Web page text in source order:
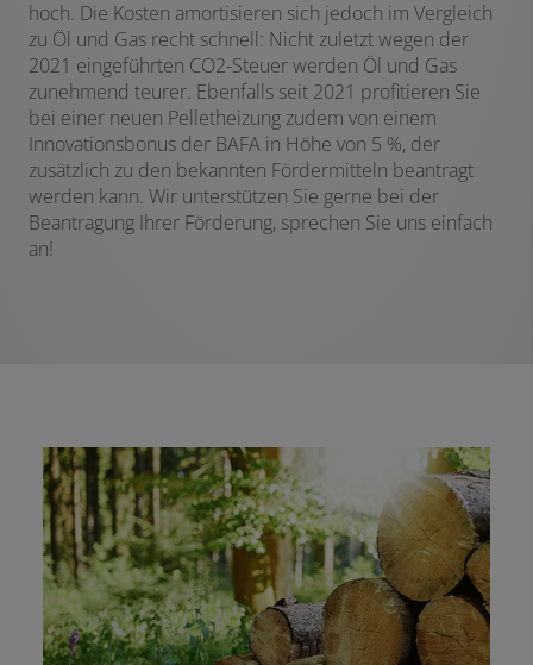
hoch. Die Kosten amortisieren sich jedoch im Vergleich
zu Öl und Gas recht schnell: Nicht zuletzt wegen der
2021 eingeführten CO2-Steuer werden Öl und Gas
zunehmend teurer. Ebenfalls seit 2021 profitieren Sie
bei einer neuen Pelletheizung zudem von einem
Innovationsbonus der BAFA in Höhe von 5 %, der
zusätzlich zu den bekannten Fördermitteln beantragt
werden kann. Wir unterstützen Sie gerne bei der
Beantragung Ihrer Förderung, sprechen Sie uns einfach
an!